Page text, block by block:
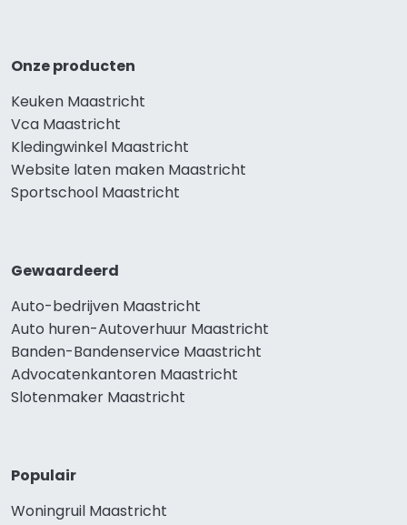
Onze producten
Keuken Maastricht
Vca Maastricht
Kledingwinkel Maastricht
Website laten maken Maastricht
Sportschool Maastricht
Gewaardeerd
Auto-bedrijven Maastricht
Auto huren-Autoverhuur Maastricht
Banden-Bandenservice Maastricht
Advocatenkantoren Maastricht
Slotenmaker Maastricht
Populair
Woningruil Maastricht